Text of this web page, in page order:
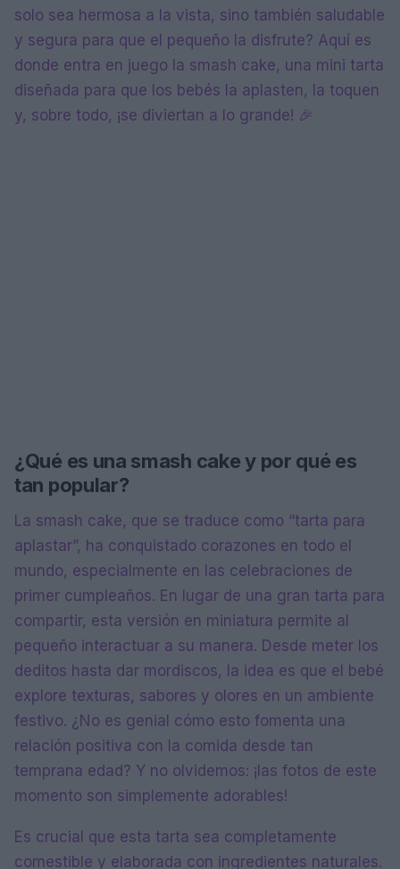
solo sea hermosa a la vista, sino también saludable
y segura para que el pequeño la disfrute? Aquí es
donde entra en juego la smash cake, una mini tarta
diseñada para que los bebés la aplasten, la toquen
y, sobre todo, ¡se diviertan a lo grande! 🎉
¿Qué es una smash cake y por qué es
tan popular?
La smash cake, que se traduce como “tarta para
aplastar”, ha conquistado corazones en todo el
mundo, especialmente en las celebraciones de
primer cumpleaños. En lugar de una gran tarta para
compartir, esta versión en miniatura permite al
pequeño interactuar a su manera. Desde meter los
deditos hasta dar mordiscos, la idea es que el bebé
explore texturas, sabores y olores en un ambiente
festivo. ¿No es genial cómo esto fomenta una
relación positiva con la comida desde tan
temprana edad? Y no olvidemos: ¡las fotos de este
momento son simplemente adorables!
Es crucial que esta tarta sea completamente
comestible y elaborada con ingredientes naturales.